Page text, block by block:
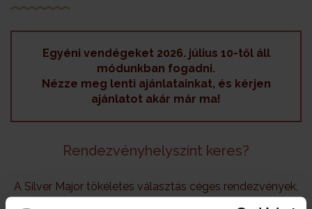
Egyéni vendégeket 2026. július 10-től áll
módunkban fogadni.
Nézze meg lenti ajánlatainkat, és kérjen
ajánlatot akár már ma!
Rendezvényhelyszínt keres?
A Silver Major tökéletes választás céges rendezvények,
konferenciák, csapatépítő tréningek, családi